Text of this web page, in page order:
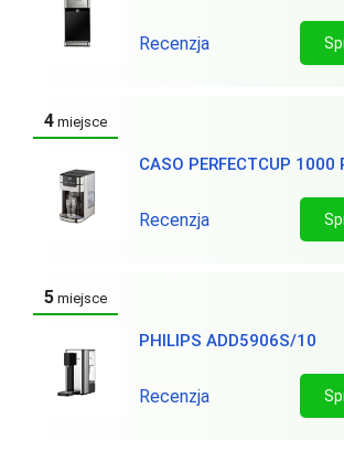
Recenzja
4 miejsce
CASO PERFECTCUP 1000
Recenzja
5 miejsce
PHILIPS ADD5906S/10
Recenzja